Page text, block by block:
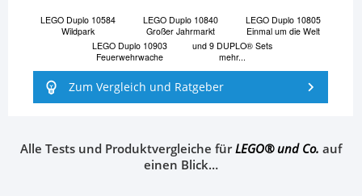
LEGO Duplo 10584
Wildpark
LEGO Duplo 10840
Großer Jahrmarkt
LEGO Duplo 10805
Einmal um die Welt
LEGO Duplo 10903
Feuerwehrwache
und 9 DUPLO® Sets
mehr...
Zum Vergleich und Ratgeber
Alle Tests und Produktvergleiche fürLEGO® und Co. auf
einen Blick…